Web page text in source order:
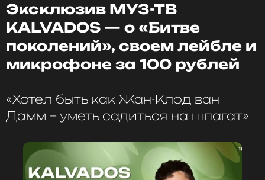
Эксклюзив МУЗ-ТВ
KALVADOS — о «Битве
поколений», своем лейбле и
микрофоне за 100 рублей
«Хотел быть как Жан-Клод ван
Дамм – уметь садиться на шпагат»